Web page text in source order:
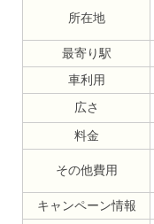
所在地
最寄り駅
車利用
広さ
料金
その他費用
キャンペーン情報